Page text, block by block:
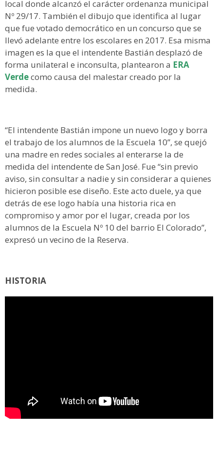
local donde alcanzó el carácter ordenanza municipal
Nº 29/17. También el dibujo que identifica al lugar
que fue votado democrático en un concurso que se
llevó adelante entre los escolares en 2017. Esa misma
imagen es la que el intendente Bastián desplazó de
forma unilateral e inconsulta, plantearon a ERA
Verdecomo causa del malestar creado por la
medida.
“El intendente Bastián impone un nuevo logo y borra
el trabajo de los alumnos de la Escuela 10”, se quejó
una madre en redes sociales al enterarse la de
medida del intendente de San José. Fue “sin previo
aviso, sin consultar a nadie y sin considerar a quienes
hicieron posible ese diseño. Este acto duele, ya que
detrás de ese logo había una historia rica en
compromiso y amor por el lugar, creada por los
alumnos de la Escuela Nº 10 del barrio El Colorado”,
expresó un vecino de la Reserva.
HISTORIA